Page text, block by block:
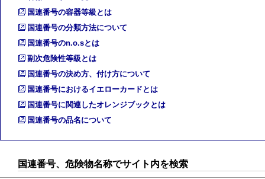
国連番号の容器等級とは
国連番号の分類方法について
国連番号のn.o.sとは
副次危険性等級とは
国連番号の決め方、付け方について
国連番号におけるイエローカードとは
国連番号に関連したオレンジブックとは
国連番号の品名について
国連番号、危険物名称でサイト内を検索